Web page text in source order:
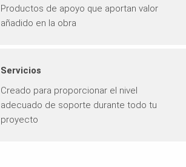
Productos de apoyo que aportan valor
añadido en la obra
Servicios
Creado para proporcionar el nivel
adecuado de soporte durante todo tu
proyecto